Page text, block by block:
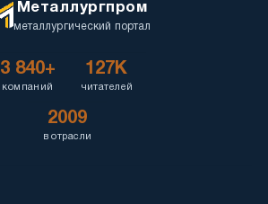
Металлургпром
металлургический портал
3 840+
компаний
127K
читателей
2009
в отрасли